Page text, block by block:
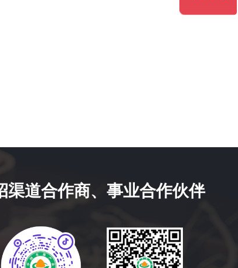
渠道合作商、事业合作伙伴